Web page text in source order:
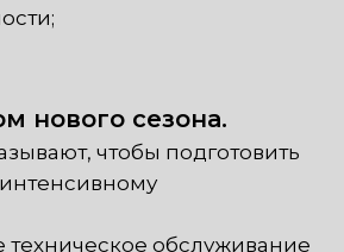
нового сезона.
чтобы подготовить
техническое обслуживание